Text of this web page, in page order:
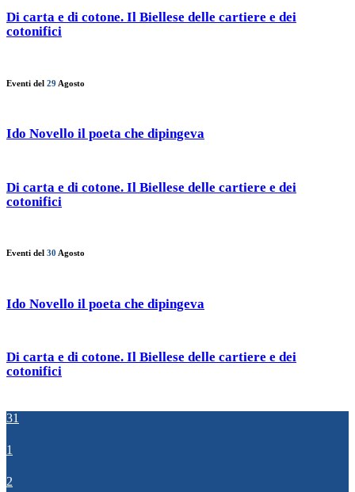
Di carta e di cotone. Il Biellese delle cartiere e dei
cotonifici
Eventi del 29 Agosto
Ido Novello il poeta che dipingeva
Di carta e di cotone. Il Biellese delle cartiere e dei
cotonifici
Eventi del 30 Agosto
Ido Novello il poeta che dipingeva
Di carta e di cotone. Il Biellese delle cartiere e dei
cotonifici
31
1
2